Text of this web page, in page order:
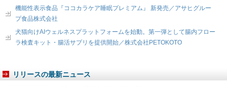
機能性表示食品『ココカラケア睡眠プレミアム』 新発売／アサヒグルー
プ食品株式会社
犬猫向けAIウェルネスプラットフォームを始動。第一弾として腸内フロー
ラ検査キット・腸活サプリを提供開始／株式会社PETOKOTO
リリースの最新ニュース